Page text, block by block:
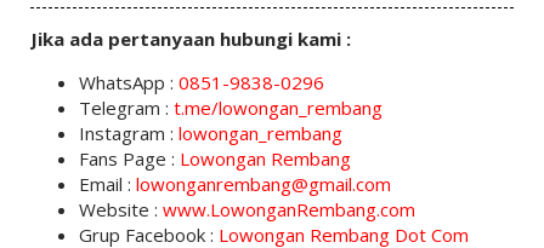
Jika ada pertanyaan hubungi kami :
WhatsApp : 0851-9838-0296
Telegram : t.me/lowongan_rembang
Instagram : lowongan_rembang
Fans Page : Lowongan Rembang
Email : lowonganrembang@gmail.com
Website : www.LowonganRembang.com
Grup Facebook : Lowongan Rembang Dot Com